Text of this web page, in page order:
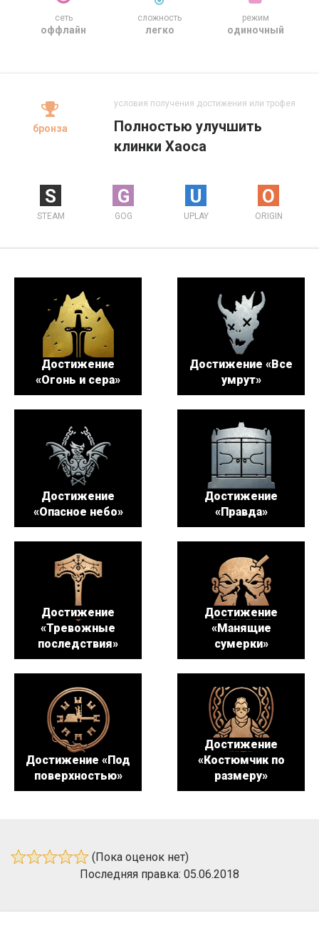
сеть
оффлайн
сложность
легко
режим
одиночный
бронза
условия получения достижения или трофея
Полностью улучшить
клинки Хаоса
S
STEAM
G
GOG
U
UPLAY
O
ORIGIN
Достижение
«Огонь и сера»
Достижение «Все
умрут»
Достижение
«Опасное небо»
Достижение
«Правда»
Достижение
«Тревожные
последствия»
Достижение
«Манящие
сумерки»
Достижение «Под
поверхностью»
Достижение
«Костюмчик по
размеру»
(Пока оценок нет)
Последняя правка: 05.06.2018